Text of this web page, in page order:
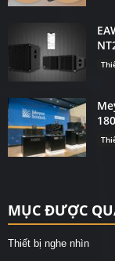
MỤC ĐƯỢC
Thiết bị nghe nhìn